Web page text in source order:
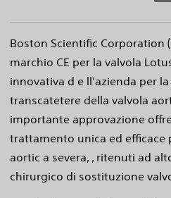
Boston Scientific Corporation
marchio CE per la valvola
innovativa d e ll'azienda per
transcatetere della valvola
importante approvazione
trattamento unica ed efficace
aortic a severa, , ritenuti ad
chirurgico di sostituzione